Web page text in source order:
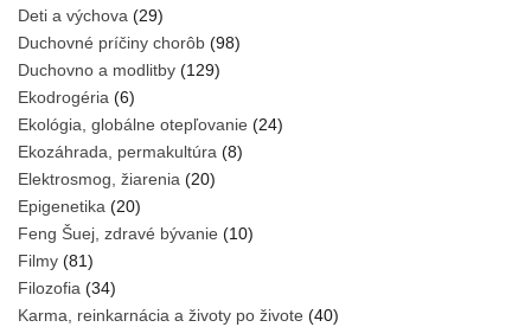
Deti a výchova (29)
Duchovné príčiny chorôb (98)
Duchovno a modlitby (129)
Ekodrogéria (6)
Ekológia, globálne otepľovanie (24)
Ekozáhrada, permakultúra (8)
Elektrosmog, žiarenia (20)
Epigenetika (20)
Feng Šuej, zdravé bývanie (10)
Filmy (81)
Filozofia (34)
Karma, reinkarnácia a životy po živote (40)